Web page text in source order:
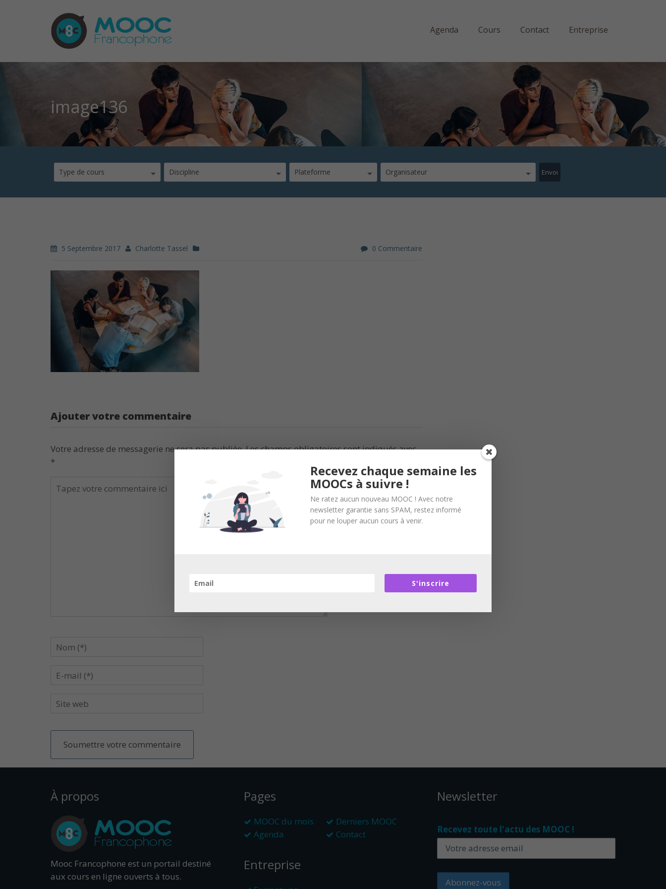
Agenda Cours Contact Entreprise
image136
Type de cours Discipline Plateforme Organisateur
5 Septembre 2017 Charlotte Tassel 0 Commentaire
Ajouter votre commentaire
Votre adresse de messagerie ne sera pas publiée.Les champs obligatoires sont indiqués avec
*
À propos
Mooc Francophone est un portail destiné
aux cours en ligne ouverts à tous.
Pages
MOOC du mois
Derniers MOOC
Agenda
Contact
Entreprise
Newsletter
Recevez toute l'actu des MOOC !
Recevez chaque semaine les
MOOCs à suivre !
Ne ratez aucun nouveau MOOC ! Avec notre
newsletter garantie sans SPAM, restez informé
pour ne louper aucun cours à venir.
S'inscrire